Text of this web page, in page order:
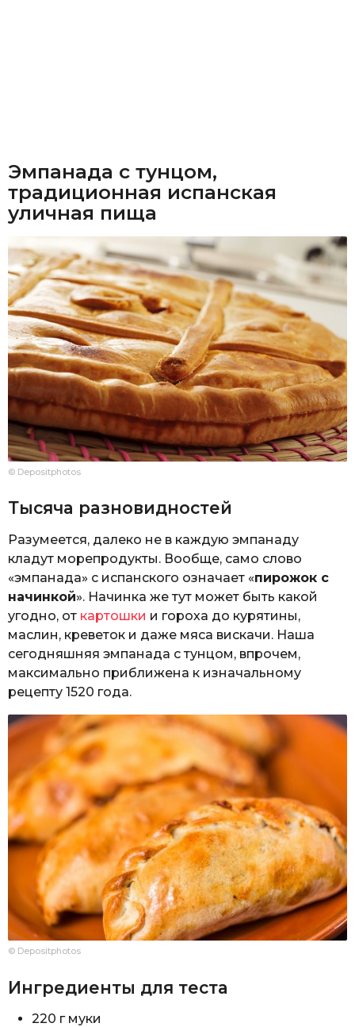
Эмпанада с тунцом,
традиционная испанская
уличная пища
© Depositphotos
Тысяча разновидностей
Разумеется, далеко не в каждую эмпанаду
кладут морепродукты. Вообще, само слово
«эмпанада» с испанского означает «пирожок с
начинкой». Начинка же тут может быть какой
угодно, от картошки и гороха до курятины,
маслин, креветок и даже мяса вискачи. Наша
сегодняшняя эмпанада с тунцом, впрочем,
максимально приближена к изначальному
рецепту 1520 года.
© Depositphotos
Ингредиенты для теста
220 г муки